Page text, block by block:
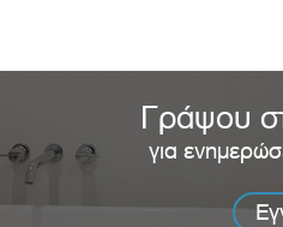
Γράψου
για